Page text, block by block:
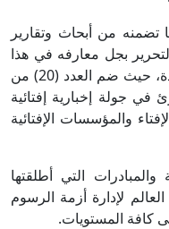
من أبحاث وتقارير
بجل معارفه في هذا
الشأن بغية إلقاء حجر في المياه الراكدة، حيث ضم العدد (20) من
جولة إخبارية إفتائية
والمؤسسات الإفتائية
التي أطلقتها
لإدارة أزمة الرسوم
المستويات.